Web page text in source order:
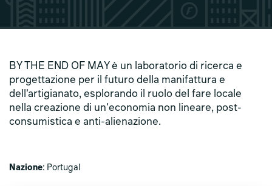
BY THE END OF MAY è un laboratorio di ricerca e
progettazione per il futuro della manifattura e
dell'artigianato, esplorando il ruolo del fare locale
nella creazione di un'economia non lineare, post-
consumistica e anti-alienazione.
Nazione: Portugal